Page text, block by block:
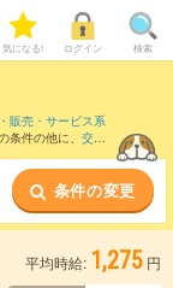
気になる! ログイン 検索
販売・サービス系
件の他に、 交通
条件の変更
平均時給: 1,275 円